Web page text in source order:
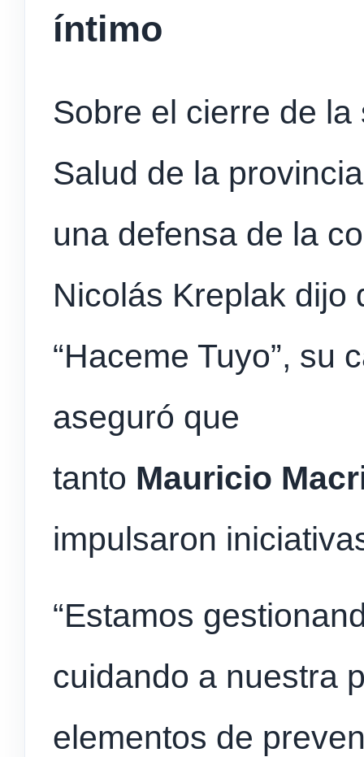
íntimo
Sobre el cierre de
Salud de la
una defensa de la
Nicolás Kreplak dijo
“Haceme Tuyo”, su
aseguró que
tanto Mauricio
impulsaron
“Estamos
cuidando a nuestra
elementos de